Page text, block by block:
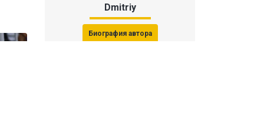
Dmitriy
Биография автора